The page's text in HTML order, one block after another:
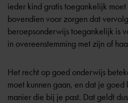
ieder kind gratis toegankelijk
bovendien voor zorgen dat
beroepsonderwijs toegankelijk is
in overeenstemming met zijn of
Het recht op goed onderwijs
moet kunnen gaan, en dat je
manier die bij je past. Dat geldt